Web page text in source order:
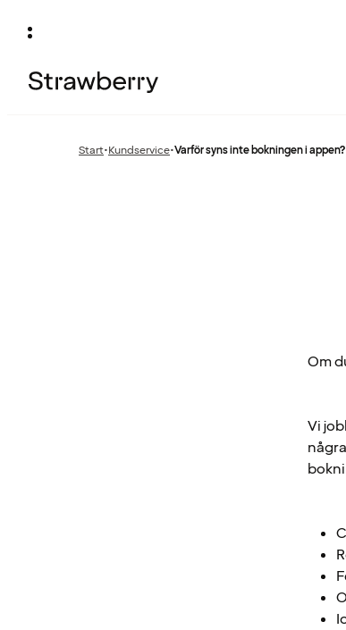
Start•Föregående
Kundservice•Varför syns inte bokningen i appen?
Om
Vi